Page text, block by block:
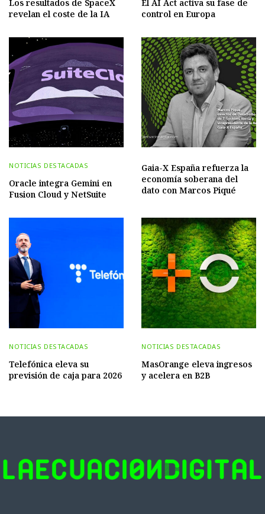
Los resultados de SpaceX
revelan el coste de la IA
El AI Act activa su fase de
control en Europa
NOTICIAS DESTACADAS
Oracle integra Gemini en
Fusion Cloud y NetSuite
Gaia-X España refuerza la
economía soberana del
dato con Marcos Piqué
NOTICIAS DESTACADAS
Telefónica eleva su
previsión de caja para 2026
NOTICIAS DESTACADAS
MasOrange eleva ingresos
y acelera en B2B